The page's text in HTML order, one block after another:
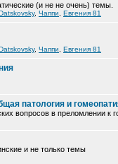
(и не не очень) темы.
, Чаппи Евгения 81
, Чаппи Евгения 81
патология и
вопросов в преломлении к
и не только темы